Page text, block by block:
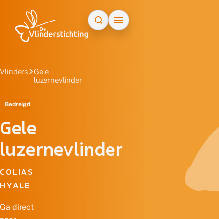
Vlinders
Gele
luzernevlinder
Bedreigd
Gele
luzernevlinder
COLIAS
HYALE
Ga direct